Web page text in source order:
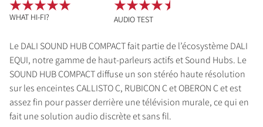
Le DALI SOUND HUB COMPACT fait partie de l’écosystème DALI
EQUI, notre gamme de haut-parleurs actifs et Sound Hubs. Le
SOUND HUB COMPACT diffuse un son stéréo haute résolution
sur les enceintes CALLISTO C, RUBICON C et OBERON C et est
assez fin pour passer derrière une télévision murale, ce qui en
fait une solution audio discrète et sans fil.
WHAT HI-FI? AUDIO TEST